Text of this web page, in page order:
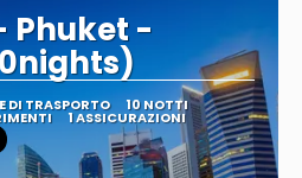
Phuket -
DI TRASPORTO 10 NOTTI
1 ASSICURAZIONI